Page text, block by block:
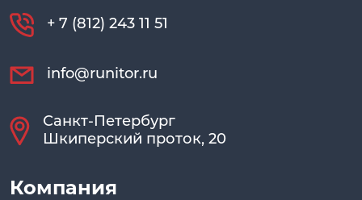
+ 7 (812) 243 11 51
info@runitor.ru
Санкт-Петербург
Шкиперский проток, 20
Компания